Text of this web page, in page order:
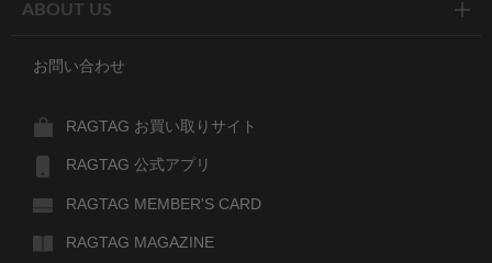
ABOUT US
お問い合わせ
RAGTAG お買い取りサイト
RAGTAG 公式アプリ
RAGTAG MEMBER'S CARD
RAGTAG MAGAZINE